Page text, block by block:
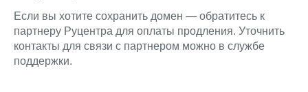
Если вы хотите сохранить домен — обратитесь к
партнеру Руцентра для оплаты продления. Уточнить
контакты для связи с партнером можно в службе
поддержки.